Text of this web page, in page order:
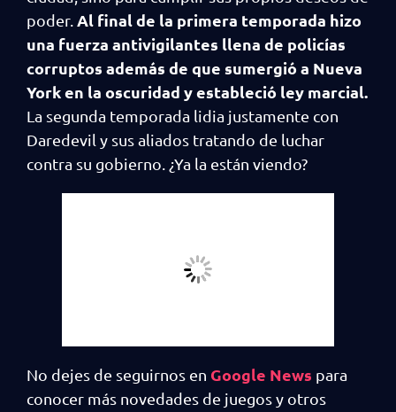
poder. Al final de la primera temporada hizo
una fuerza antivigilantes llena de policías
corruptos además de que sumergió a Nueva
York en la oscuridad y estableció ley marcial.
La segunda temporada lidia justamente con
Daredevil y sus aliados tratando de luchar
contra su gobierno. ¿Ya la están viendo?
No dejes de seguirnos en Google News para
conocer más novedades de juegos y otros